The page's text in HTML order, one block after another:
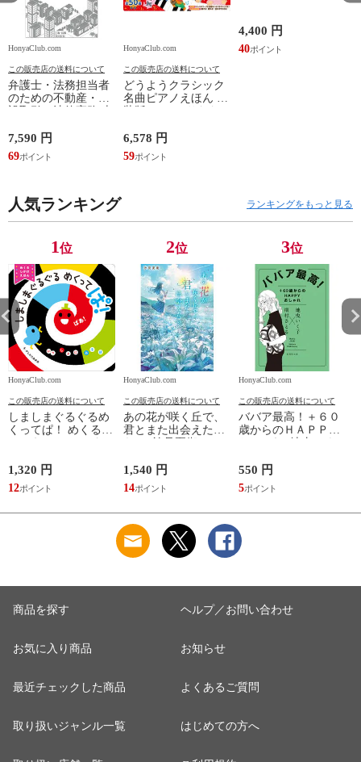
HonyaClub.com
この販売店の送料について
弁護士・法務担当者
のための不動産・建
開発、設計・監理、
建設請負 第２版 /富
田裕 小里佳嵩
7,590 円
69
HonyaClub.com
この販売店の送料について
どうようクラシック
名曲ピアノえほん 新
ワシマミワコ
6,578 円
59
4,400 円
40
人気ランキング ランキングをもっと見る
1位
HonyaClub.com
この販売店の送料について
しましまぐるぐるめ
くってぱ！ めくるし
1,320 円
12
2位
HonyaClub.com
この販売店の送料について
あの花が咲く丘で、
君とまた出会えた
1,540 円
14
3位
HonyaClub.com
この販売店の送料について
ババア最高！＋６０
歳からのＨＡＰＰＹ
550 円
5
商品を探す
お気に入り商品
最近チェックした商品
取り扱いジャンル一覧
ヘルプ／お問い合わせ
お知らせ
よくあるご質問
はじめての方へ